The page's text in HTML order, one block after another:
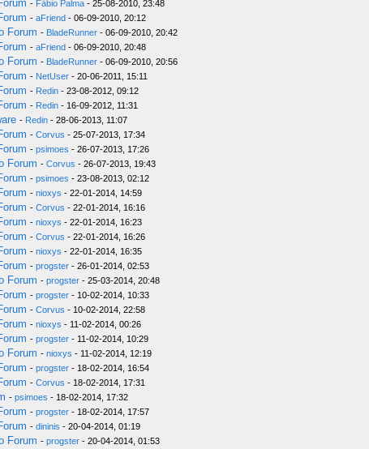
- Fábio Palma - 25-08-2010, 23:48
- aFriend - 06-09-2010, 20:12
Forum - BladeRunner - 06-09-2010, 20:42
- aFriend - 06-09-2010, 20:48
Forum - BladeRunner - 06-09-2010, 20:56
- NetUser - 20-06-2011, 15:11
- Redin - 23-08-2012, 09:12
- Redin - 16-09-2012, 11:31
- Redin - 28-06-2013, 11:07
- Corvus - 25-07-2013, 17:34
- psimoes - 26-07-2013, 17:26
Forum - Corvus - 26-07-2013, 19:43
- psimoes - 23-08-2013, 02:12
- nioxys - 22-01-2014, 14:59
- Corvus - 22-01-2014, 16:16
- nioxys - 22-01-2014, 16:23
- Corvus - 22-01-2014, 16:26
- nioxys - 22-01-2014, 16:35
- progster - 26-01-2014, 02:53
Forum - progster - 25-03-2014, 20:48
- progster - 10-02-2014, 10:33
- Corvus - 10-02-2014, 22:58
- nioxys - 11-02-2014, 00:26
- progster - 11-02-2014, 10:29
Forum - nioxys - 11-02-2014, 12:19
- progster - 18-02-2014, 16:54
- Corvus - 18-02-2014, 17:31
- psimoes - 18-02-2014, 17:32
- progster - 18-02-2014, 17:57
- dininis - 20-04-2014, 01:19
Forum - progster - 20-04-2014, 01:53